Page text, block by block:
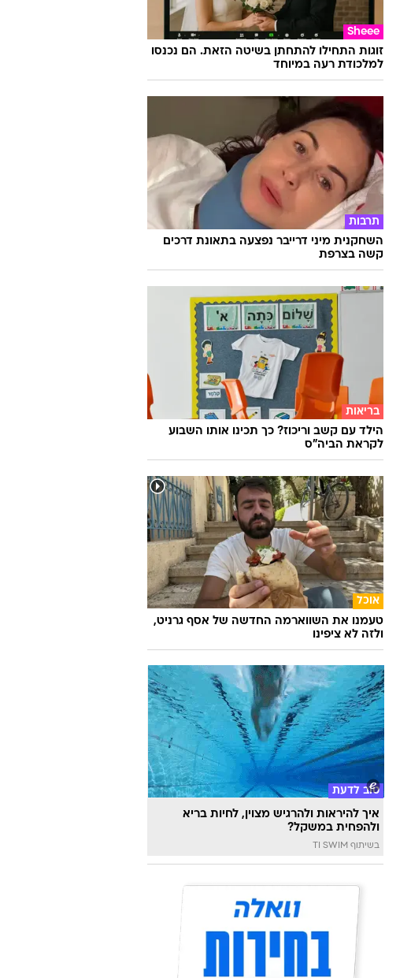
Sheee
זוגות התחילו להתחתן בשיטה הזאת. הם נכנסו
למלכודת רעה במיוחד
תרבות
השחקנית מיני דרייבר נפצעה בתאונת דרכים
קשה בצרפת
בריאות
הילד עם קשב וריכוז? כך תכינו אותו השבוע
לקראת הביה"ס
אוכל
טעמנו את השווארמה החדשה של אסף גרניט,
ולזה לא ציפינו
טוב לדעת
איך להיראות ולהרגיש מצוין, לחיות בריא
ולהפחית במשקל?
בשיתוף TI SWIM